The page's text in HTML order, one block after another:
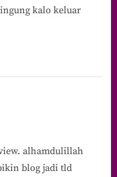
kalo keluar
alhamdulillah
blog jadi tld